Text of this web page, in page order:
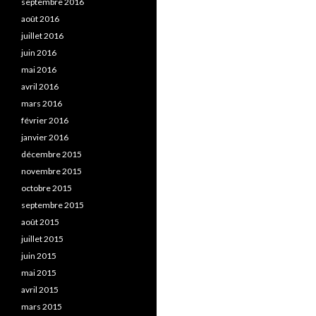
août 2016
juillet 2016
juin 2016
mai 2016
avril 2016
mars 2016
février 2016
janvier 2016
décembre 2015
novembre 2015
octobre 2015
septembre 2015
août 2015
juillet 2015
juin 2015
mai 2015
avril 2015
mars 2015